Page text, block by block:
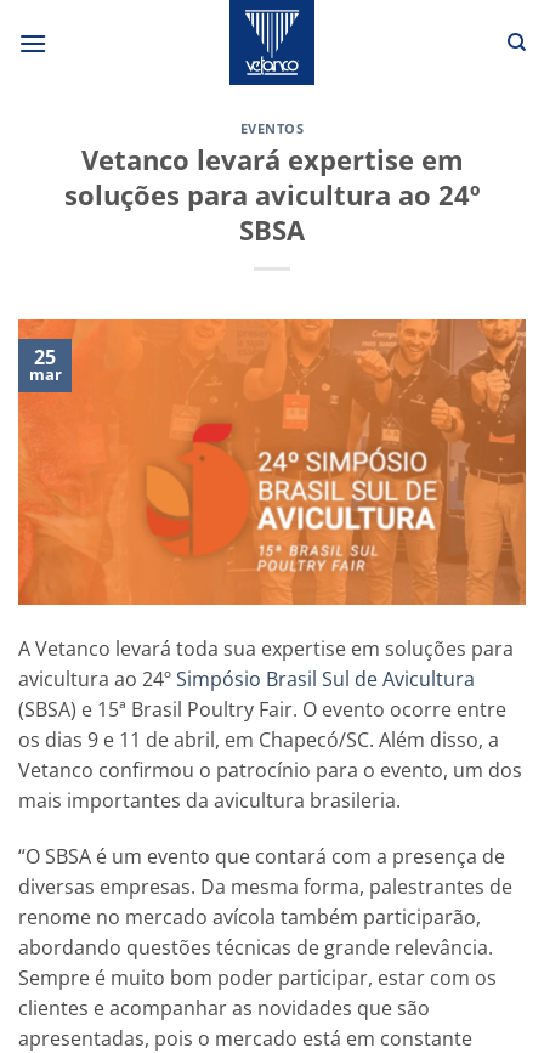
EVENTOS
Vetanco levará expertise em
soluções para avicultura ao 24º
SBSA
25
mar
A Vetanco levará toda sua expertise em soluções para
avicultura ao 24ºSimpósio Brasil Sul de Avicultura
(SBSA) e 15ª Brasil Poultry Fair. O evento ocorre entre
os dias 9 e 11 de abril, em Chapecó/SC. Além disso, a
Vetanco confirmou o patrocínio para o evento, um dos
mais importantes da avicultura brasileria.
“O SBSA é um evento que contará com a presença de
diversas empresas. Da mesma forma, palestrantes de
renome no mercado avícola também participarão,
abordando questões técnicas de grande relevância.
Sempre é muito bom poder participar, estar com os
clientes e acompanhar as novidades que são
apresentadas, pois o mercado está em constante